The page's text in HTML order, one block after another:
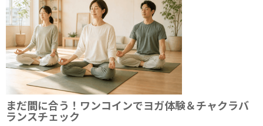
2023年4月
2023年3月
2023年2月
2023年1月
2022年12月
2022年11月
まだ間に合う！ワンコインでヨガ体験＆チャクラバ
ランスチェック